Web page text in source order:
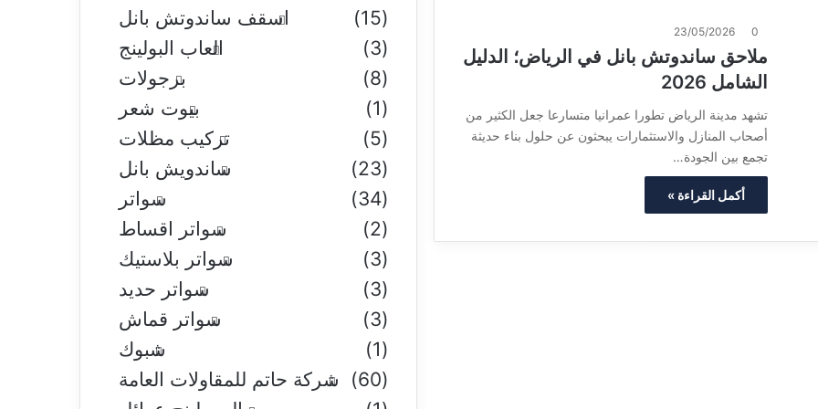
23/05/2026
ملاحق ساندوتش بانل في الرياض؛ الدليل
الشامل 2026
تشهد مدينة الرياض تطورا عمرانيا متسارعا جعل الكثير من
أصحاب المنازل والاستثمارات يبحثون عن حلول بناء حديثة
تجمع بين الجودة…
أكمل القراءة »
اسقف ساندوتش بانل
(15)
العاب البولينج
(3)
برجولات
(8)
بيوت شعر
(1)
تركيب مظلات
(5)
ساندويش بانل
(23)
سواتر
(34)
سواتر اقساط
(2)
سواتر بلاستيك
(3)
سواتر حديد
(3)
سواتر قماش
(3)
شبوك
(1)
شركة حاتم للمقاولات العامة
(60)